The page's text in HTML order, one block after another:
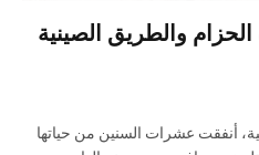
والطريق الصينية
أنفقت عشرات السنين من حياتها